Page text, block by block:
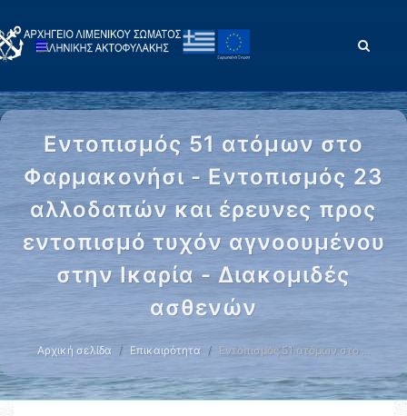
Εντοπισμός 51 ατόμων στο
Φαρμακονήσι - Εντοπισμός 23
αλλοδαπών και έρευνες προς
εντοπισμό τυχόν αγνοουμένου
στην Ικαρία - Διακομιδές
ασθενών
Αρχική σελίδα Επικαιρότητα Εντοπισμός 51 ατόμων στο …